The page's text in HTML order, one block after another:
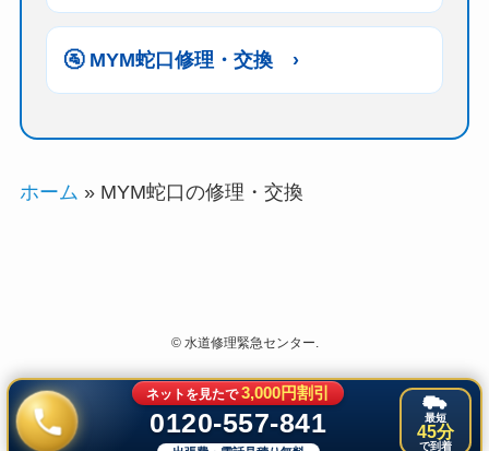
🚰 MYM蛇口修理・交換 ›
ホーム » MYM蛇口の修理・交換
©水道修理緊急センター.
ネットを見たで3,000円割引
0120-557-841 最短
45分
で到着